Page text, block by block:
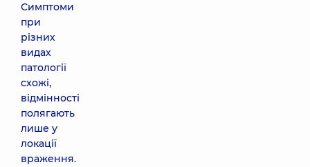
Симптоми
при
різних
видах
патології
схожі,
відмінності
полягають
лише у
локації
враження.